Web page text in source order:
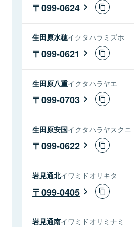
099-0624
生田原水穂イクタハラミズホ
099-0621
生田原八重イクタハラヤエ
099-0703
生田原安国イクタハラヤスクニ
099-0622
岩見通北イワミドオリキタ
099-0405
岩見通南イワミドオリミナミ